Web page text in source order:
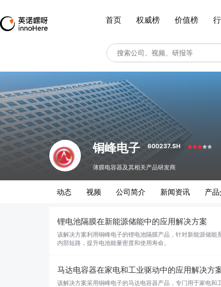
首页 权威榜 价值榜
铜峰电子 600237.SH
薄膜电容器及其相关产品研发商
动态 视频 公司简介 新闻资讯 产
锂电池隔膜在新能源储能中的应用解决方案
该解决方案利用铜峰电子的锂电池隔膜产品，针对新能源储
内部短路，提升电池能量密度和使用寿命。
马达电容器在家电和工业驱动中的应用解决方
该解决方案采用铜峰电子的马达电容器产品，专门用于家电